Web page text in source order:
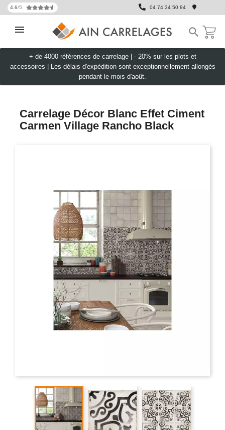
4.6/5 04 74 34 50 84

+ de 4000 références de carrelage | - 20% sur les plots et
accessoires
Les délais d'expédition sont exceptionnellement allongés
pendant le mois d'août.
Carrelage Décor Blanc Effet Ciment
Carmen Village Rancho Black